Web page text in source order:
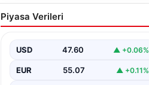
Emekliye ÖTV’siz araç
verilecek mi, yasa çıkacak
beklentiye girdi
Piyasa Verileri
USD 47.60 ▲ +0.06%
EUR 55.07 ▲ +0.11%